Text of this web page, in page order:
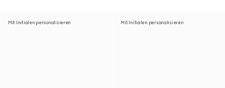
Mit Initialen personalisieren Mit Initialen personalisieren